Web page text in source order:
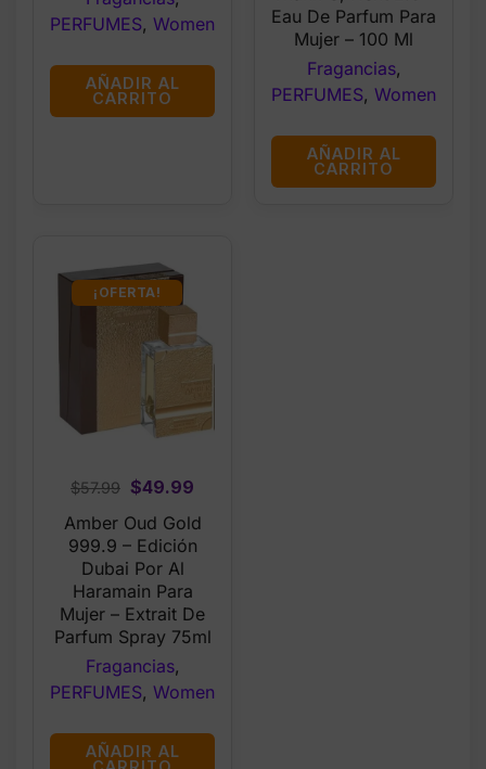
PERFUMES, Women
AÑADIR AL
CARRITO
$73.99.$60.99.
Eau De Parfum Para
Mujer – 100 Ml
Fragancias,
PERFUMES, Women
AÑADIR AL
CARRITO
¡OFERTA!
$57.99 Original
price
was:
$57.99.
$49.99
price
is:
Amber Oud Gold
999.9 – Edición
Dubai Por Al
Haramain Para
Mujer – Extrait De
Parfum Spray 75ml
Fragancias,
PERFUMES, Women
AÑADIR AL